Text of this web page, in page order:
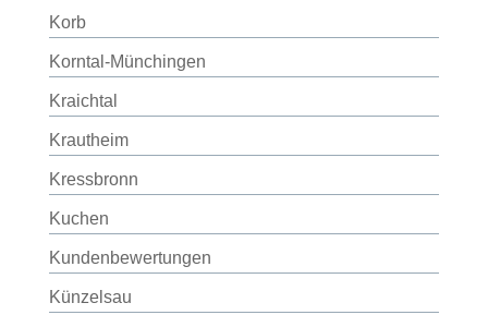
Korb
Korntal-Münchingen
Kraichtal
Krautheim
Kressbronn
Kuchen
Kundenbewertungen
Künzelsau